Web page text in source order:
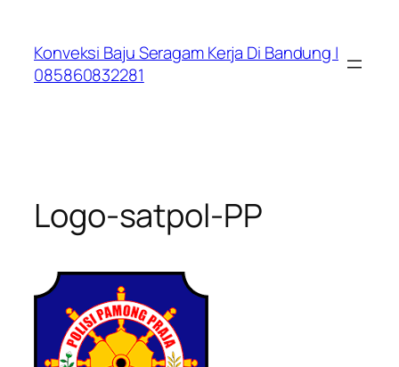
konten
Konveksi Baju Seragam Kerja Di Bandung |
085860832281
Logo-satpol-PP